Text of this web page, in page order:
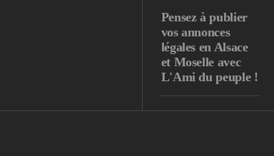
Pensez à publier
vos annonces
légales en Alsace
et Moselle avec
L'Ami du peuple !